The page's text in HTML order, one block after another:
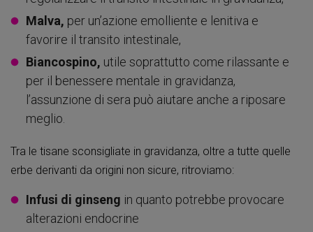
Malva, per un’azione emolliente e lenitiva e
favorire il transito intestinale,
Biancospino, utile soprattutto come rilassante e
per il benessere mentale in gravidanza,
l’assunzione di sera può aiutare anche a riposare
meglio.
Tra le tisane sconsigliate in gravidanza, oltre a tutte quelle
erbe derivanti da origini non sicure, ritroviamo:
Infusi di ginseng in quanto potrebbe provocare
alterazioni endocrine